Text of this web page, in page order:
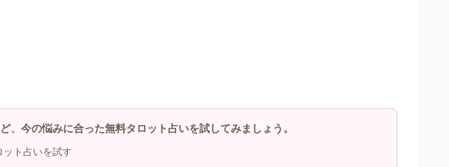
今の悩みに合った無料タロット占いを試してみましょう。
ット占いを試す